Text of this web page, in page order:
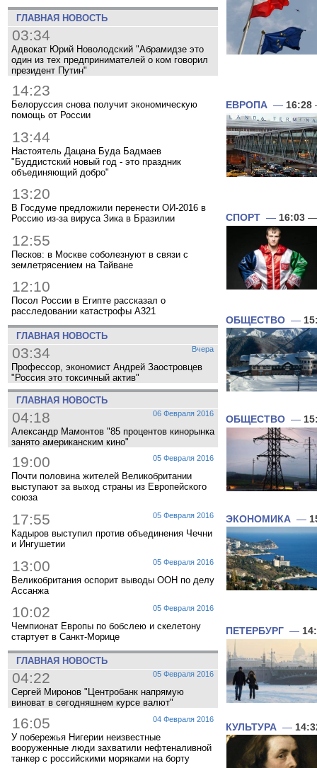
ГЛАВНАЯ НОВОСТЬ
03:34
Адвокат Юрий Новолодский "Абрамидзе это
один из тех предпринимателей о ком говорил
президент Путин"
14:23
Белоруссия снова получит экономическую
помощь от России
13:44
Настоятель Дацана Буда Бадмаев
"Буддистский новый год - это праздник
объединяющий добро"
13:20
В Госдуме предложили перенести ОИ-2016 в
Россию из-за вируса Зика в Бразилии
12:55
Песков: в Москве соболезнуют в связи с
землетрясением на Тайване
12:10
Посол России в Египте рассказал о
расследовании катастрофы A321
ГЛАВНАЯ НОВОСТЬ
Вчера
03:34
Профессор, экономист Андрей Заостровцев
"Россия это токсичный актив"
ГЛАВНАЯ НОВОСТЬ
06 Февраля 2016
04:18
Александр Мамонтов "85 процентов кинорынка
занято американским кино"
05 Февраля 2016
19:00
Почти половина жителей Великобритании
выступают за выход страны из Европейского
союза
05 Февраля 2016
17:55
Кадыров выступил против объединения Чечни
и Ингушетии
05 Февраля 2016
13:00
Великобритания оспорит выводы ООН по делу
Ассанжа
05 Февраля 2016
10:02
Чемпионат Европы по бобслею и скелетону
стартует в Санкт-Морице
ГЛАВНАЯ НОВОСТЬ
05 Февраля 2016
04:22
Сергей Миронов "Центробанк напрямую
виноват в сегодняшнем курсе валют"
04 Февраля 2016
16:05
У побережья Нигерии неизвестные
вооруженные люди захватили нефтеналивной
танкер с российскими моряками на борту
ЕВРОПА — 16:28
СПОРТ — 16:03 —
ОБЩЕСТВО —
ОБЩЕСТВО —
ЭКОНОМИКА —
ПЕТЕРБУРГ —
КУЛЬТУРА —